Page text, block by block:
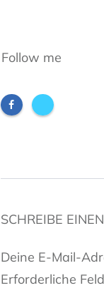
Follow me
SCHREIBE
Deine E-Mail-
Erforderliche